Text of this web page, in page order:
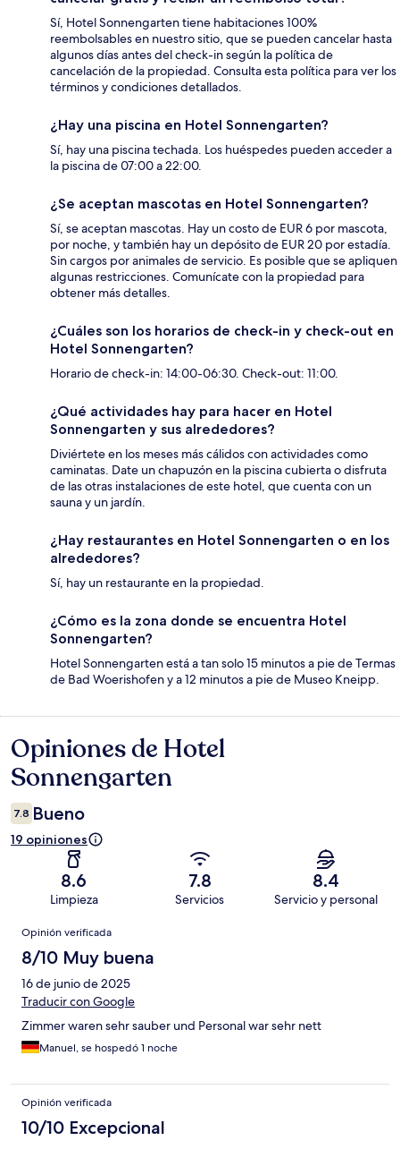
Sí, Hotel Sonnengarten tiene habitaciones 100%
reembolsables en nuestro sitio, que se pueden cancelar hasta
algunos días antes del check-in según la política de
cancelación de la propiedad. Consulta esta política para ver los
términos y condiciones detallados.
¿Hay una piscina en Hotel Sonnengarten?
Sí, hay una piscina techada. Los huéspedes pueden acceder a
la piscina de 07:00 a 22:00.
¿Se aceptan mascotas en Hotel Sonnengarten?
Sí, se aceptan mascotas. Hay un costo de EUR 6 por mascota,
por noche, y también hay un depósito de EUR 20 por estadía.
Sin cargos por animales de servicio. Es posible que se apliquen
algunas restricciones. Comunícate con la propiedad para
obtener más detalles.
¿Cuáles son los horarios de check-in y check-out en
Hotel Sonnengarten?
Horario de check-in: 14:00-06:30. Check-out: 11:00.
¿Qué actividades hay para hacer en Hotel
Sonnengarten y sus alrededores?
Diviértete en los meses más cálidos con actividades como
caminatas. Date un chapuzón en la piscina cubierta o disfruta
de las otras instalaciones de este hotel, que cuenta con un
sauna y un jardín.
¿Hay restaurantes en Hotel Sonnengarten o en los
alrededores?
Sí, hay un restaurante en la propiedad.
¿Cómo es la zona donde se encuentra Hotel
Sonnengarten?
Hotel Sonnengarten está a tan solo 15 minutos a pie de Termas
de Bad Woerishofen y a 12 minutos a pie de Museo Kneipp.
Opiniones
Opiniones de Hotel
Sonnengarten
7.8 Bueno
19 opiniones
8.6
Limpieza
7.8
Servicios
8.4
Servicio y personal
Opiniones
Opinión verificada
8/10 Muy buena
16 de junio de 2025
Traducir con Google
Zimmer waren sehr sauber und Personal war sehr nett
Manuel, se hospedó 1 noche
Opinión verificada
10/10 Excepcional